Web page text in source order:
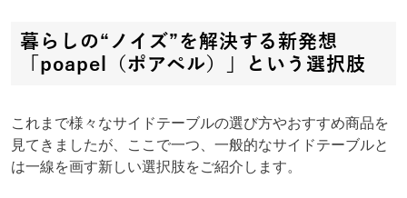
暮らしの“ノイズ”を解決する新発想
「poapel（ポアペル）」という選択肢
これまで様々なサイドテーブルの選び方やおすすめ商品を
見てきましたが、ここで一つ、一般的なサイドテーブルと
は一線を画す新しい選択肢をご紹介します。